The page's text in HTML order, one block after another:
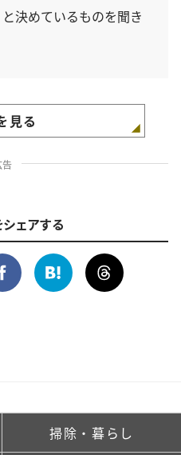
決めているものを聞き
見る
告
ェアする
掃除・暮らし